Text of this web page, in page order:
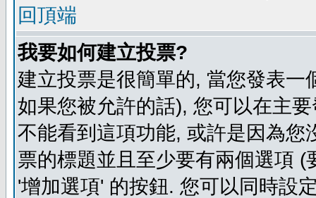
回頂端
我要如何建立投票?
建立投票是很簡單的, 當您發表
如果您被允許的話), 您可以在主
不能看到這項功能, 或許是因為
票的標題並且至少要有兩個選項
'增加選項' 的按鈕. 您可以同時設